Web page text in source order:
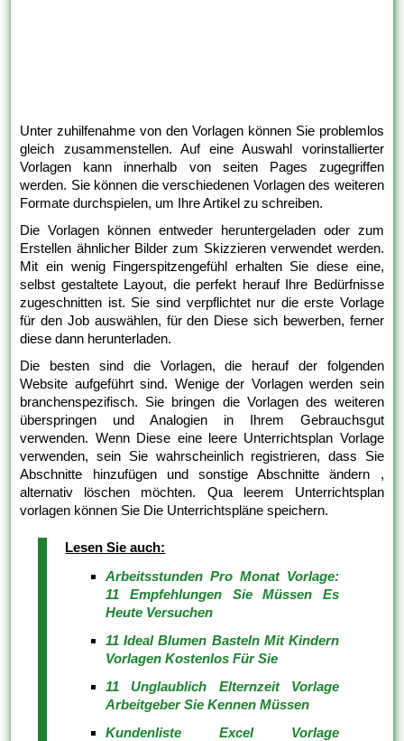
Unter zuhilfenahme von den Vorlagen können Sie problemlos
gleich zusammenstellen. Auf eine Auswahl vorinstallierter
Vorlagen kann innerhalb von seiten Pages zugegriffen
werden. Sie können die verschiedenen Vorlagen des weiteren
Formate durchspielen, um Ihre Artikel zu schreiben.
Die Vorlagen können entweder heruntergeladen oder zum
Erstellen ähnlicher Bilder zum Skizzieren verwendet werden.
Mit ein wenig Fingerspitzengefühl erhalten Sie diese eine,
selbst gestaltete Layout, die perfekt herauf Ihre Bedürfnisse
zugeschnitten ist. Sie sind verpflichtet nur die erste Vorlage
für den Job auswählen, für den Diese sich bewerben, ferner
diese dann herunterladen.
Die besten sind die Vorlagen, die herauf der folgenden
Website aufgeführt sind. Wenige der Vorlagen werden sein
branchenspezifisch. Sie bringen die Vorlagen des weiteren
überspringen und Analogien in Ihrem Gebrauchsgut
verwenden. Wenn Diese eine leere Unterrichtsplan Vorlage
verwenden, sein Sie wahrscheinlich registrieren, dass Sie
Abschnitte hinzufügen und sonstige Abschnitte ändern ,
alternativ löschen möchten. Qua leerem Unterrichtsplan
vorlagen können Sie Die Unterrichtspläne speichern.
Lesen Sie auch:
Arbeitsstunden Pro Monat Vorlage:
11 Empfehlungen Sie Müssen Es
Heute Versuchen
11 Ideal Blumen Basteln Mit Kindern
Vorlagen Kostenlos Für Sie
11 Unglaublich Elternzeit Vorlage
Arbeitgeber Sie Kennen Müssen
Kundenliste Excel Vorlage